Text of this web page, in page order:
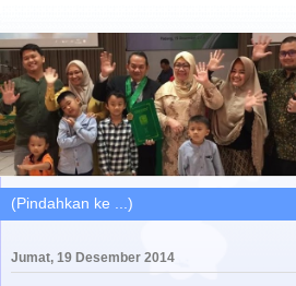
Jumat, 19 Desember 2014